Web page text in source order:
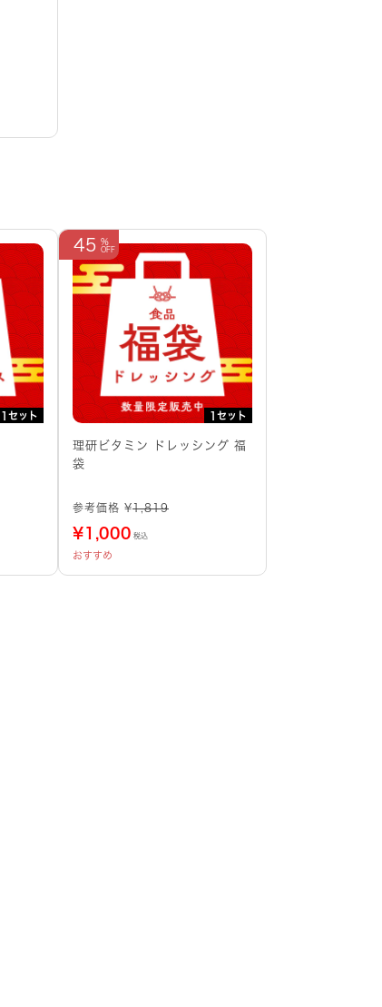
1セット 1セット
45
理研ビタミン ドレッシング 福
袋
参考価格 ¥1,819
¥1,000 税込
おすすめ